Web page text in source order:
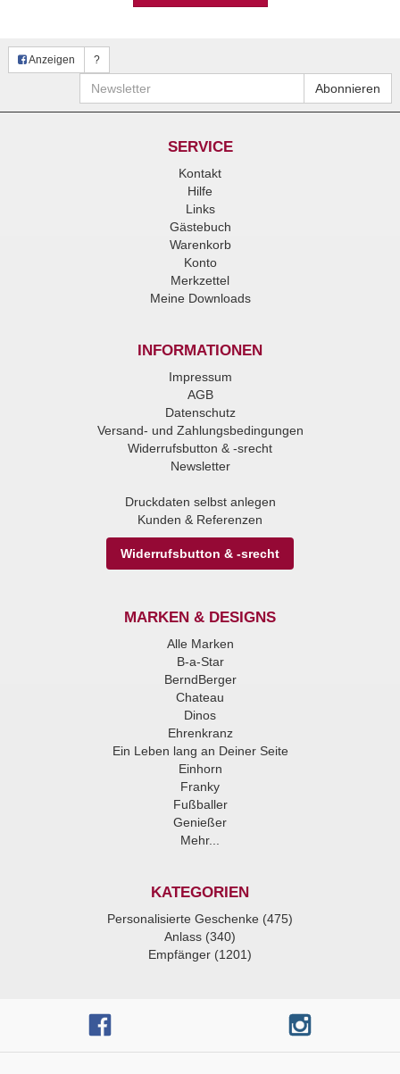
Anzeigen ?
Newsletter Abonnieren
SERVICE
Kontakt
Hilfe
Links
Gästebuch
Warenkorb
Konto
Merkzettel
Meine Downloads
INFORMATIONEN
Impressum
AGB
Datenschutz
Versand- und Zahlungsbedingungen
Widerrufsbutton & -srecht
Newsletter
Druckdaten selbst anlegen
Kunden & Referenzen
Widerrufsbutton & -srecht
MARKEN & DESIGNS
Alle Marken
B-a-Star
BerndBerger
Chateau
Dinos
Ehrenkranz
Ein Leben lang an Deiner Seite
Einhorn
Franky
Fußballer
Genießer
Mehr...
KATEGORIEN
Personalisierte Geschenke (475)
Anlass (340)
Empfänger (1201)